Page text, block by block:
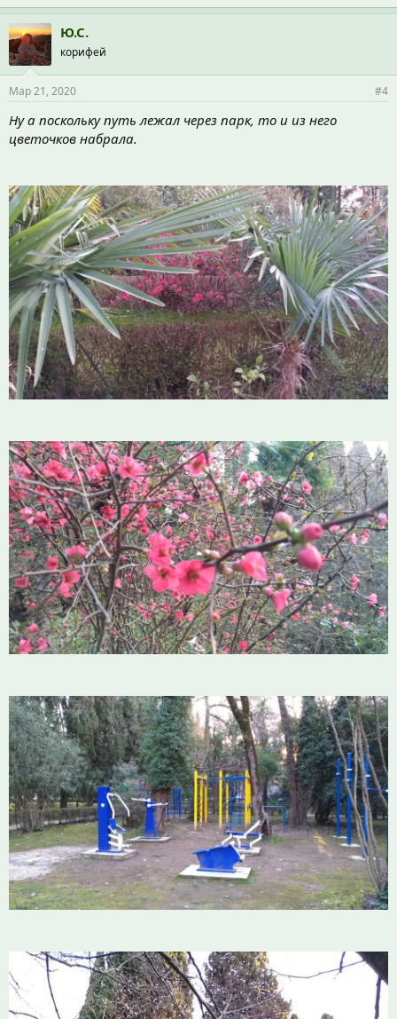
м
п
а
т
и
:
Ю.С.
корифей
Мар 21, 2020 #4
Ну а поскольку путь лежал через парк, то и из него
цветочков набрала.